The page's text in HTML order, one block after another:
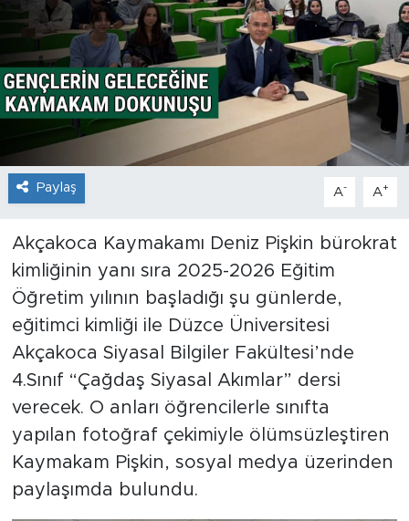
Paylaş A- A+
Akçakoca Kaymakamı Deniz Pişkin bürokrat
kimliğinin yanı sıra 2025-2026 Eğitim
Öğretim yılının başladığı şu günlerde,
eğitimci kimliği ile Düzce Üniversitesi
Akçakoca Siyasal Bilgiler Fakültesi’nde
4.Sınıf “Çağdaş Siyasal Akımlar” dersi
verecek. O anları öğrencilerle sınıfta
yapılan fotoğraf çekimiyle ölümsüzleştiren
Kaymakam Pişkin, sosyal medya üzerinden
paylaşımda bulundu.